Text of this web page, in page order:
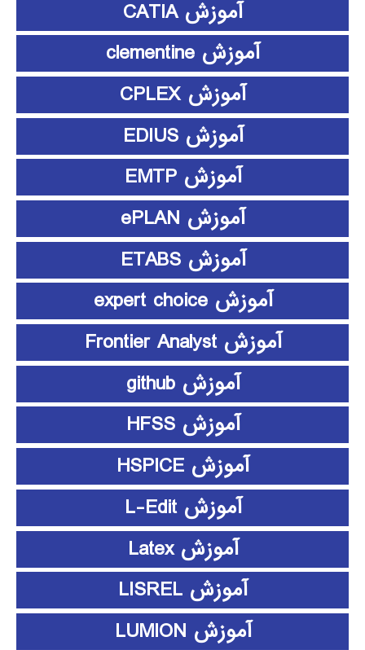
آموزش CATIA
آموزش clementine
آموزش CPLEX
آموزش EDIUS
آموزش EMTP
آموزش ePLAN
آموزش ETABS
آموزش expert choice
آموزش Frontier Analyst
آموزش github
آموزش HFSS
آموزش HSPICE
آموزش L-Edit
آموزش Latex
آموزش LISREL
آموزش LUMION